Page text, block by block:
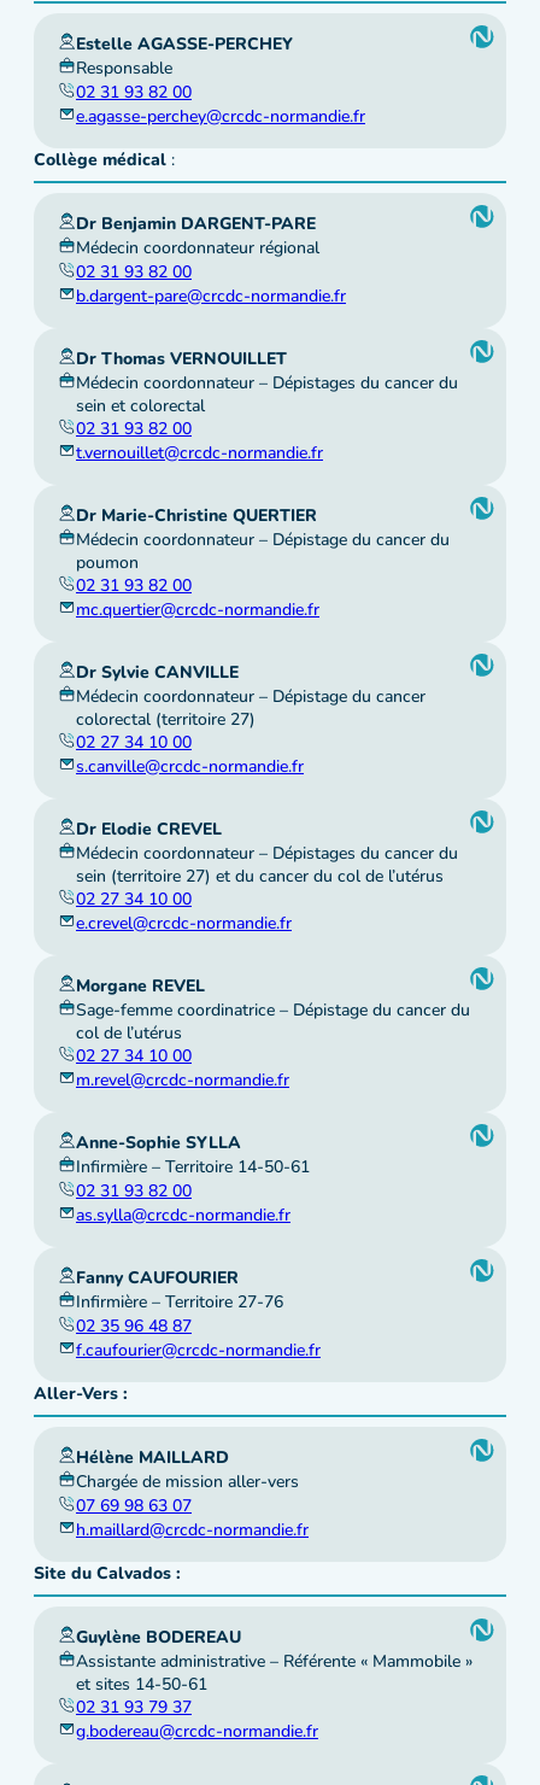
Estelle AGASSE-PERCHEY
Responsable
02 31 93 82 00
e.agasse-perchey@crcdc-normandie.fr
Collège médical :
Dr Benjamin DARGENT-PARE
Médecin coordonnateur régional
02 31 93 82 00
b.dargent-pare@crcdc-normandie.fr
Dr Thomas VERNOUILLET
Médecin coordonnateur – Dépistages du cancer du
sein et colorectal
02 31 93 82 00
t.vernouillet@crcdc-normandie.fr
Dr Marie-Christine QUERTIER
Médecin coordonnateur – Dépistage du cancer du
poumon
02 31 93 82 00
mc.quertier@crcdc-normandie.fr
Dr Sylvie CANVILLE
Médecin coordonnateur – Dépistage du cancer
colorectal (territoire 27)
02 27 34 10 00
s.canville@crcdc-normandie.fr
Dr Elodie CREVEL
Médecin coordonnateur – Dépistages du cancer du
sein (territoire 27) et du cancer du col de l’utérus
02 27 34 10 00
e.crevel@crcdc-normandie.fr
Morgane REVEL
Sage-femme coordinatrice – Dépistage du cancer du
col de l’utérus
02 27 34 10 00
m.revel@crcdc-normandie.fr
Anne-Sophie SYLLA
Infirmière – Territoire 14-50-61
02 31 93 82 00
as.sylla@crcdc-normandie.fr
Fanny CAUFOURIER
Infirmière – Territoire 27-76
02 35 96 48 87
f.caufourier@crcdc-normandie.fr
Aller-Vers :
Hélène MAILLARD
Chargée de mission aller-vers
07 69 98 63 07
h.maillard@crcdc-normandie.fr
Site du Calvados :
Guylène BODEREAU
Assistante administrative – Référente « Mammobile »
et sites 14-50-61
02 31 93 79 37
g.bodereau@crcdc-normandie.fr